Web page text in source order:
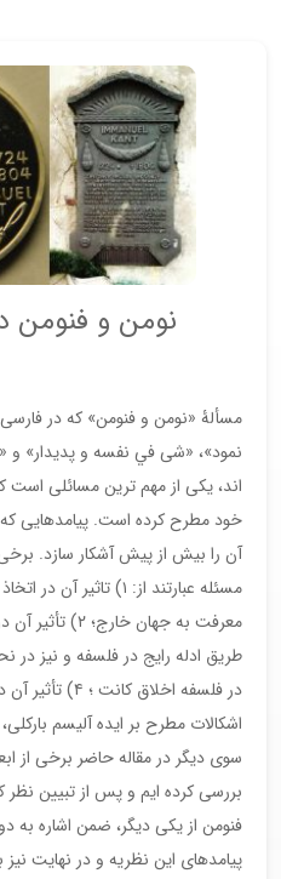
نومن و فنومن
مسألۀ «نومن و فنومن» که در
نمود»، «شی في نفسه و پدیدار» و
اند، یکی از مهم ترین مسائلی است
خود مطرح کرده است. پیامدهایی
آن را بیش از پیش آشکار سازد.
مسئله عبارتند از: ۱)
معرفت به جهان
در فلسفه
اشکالات مطرح بر ایده آلیسم
سوی دیگر در مقاله حاضر برخی از
بررسی کرده ایم و پس از تبیین
فنومن از یکی دیگر، ضمن اشاره به
پیامدهای این نظریه و در نهایت